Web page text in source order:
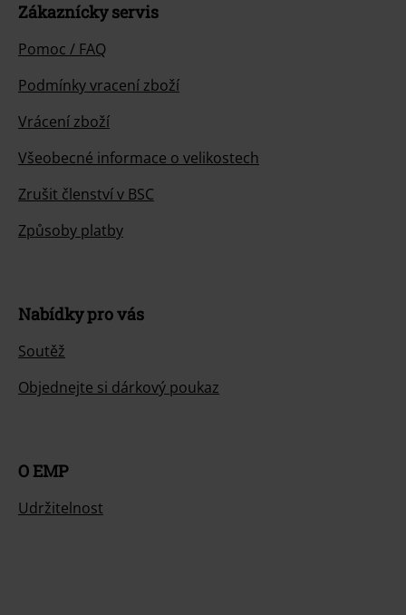
Zákaznícky servis
Pomoc / FAQ
Podmínky vracení zboží
Vrácení zboží
Všeobecné informace o velikostech
Zrušit členství v BSC
Způsoby platby
Nabídky pro vás
Soutěž
Objednejte si dárkový poukaz
O EMP
Udržitelnost